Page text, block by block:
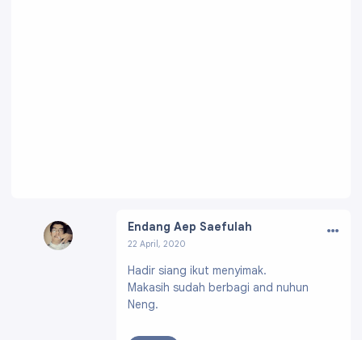
Endang Aep Saefulah
22 April, 2020
3229334328966067
…
Hadir siang ikut menyimak.
Makasih sudah berbagi and nuhun
Neng.